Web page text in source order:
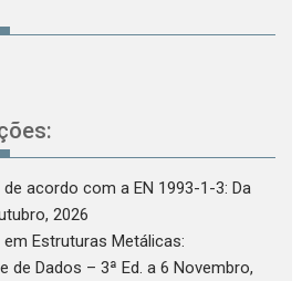
acordo com a EN 1993-1-3: Da
2026
Estruturas Metálicas:
de Dados – 3ª Ed. a 6 Novembro,